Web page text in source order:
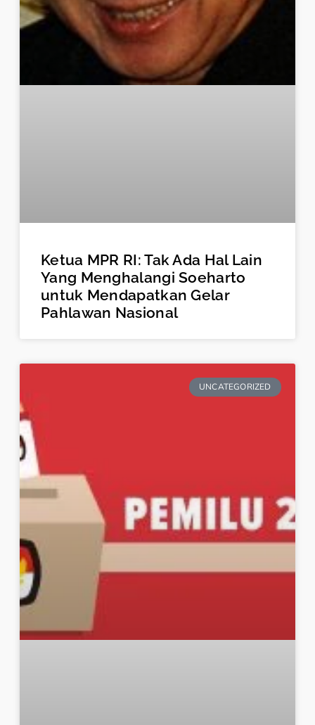
Ketua MPR RI: Tak Ada Hal Lain
Yang Menghalangi Soeharto
untuk Mendapatkan Gelar
Pahlawan Nasional
UNCATEGORIZED